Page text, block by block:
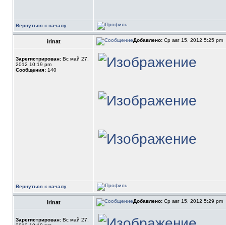
Вернуться к началу
irinat Добавлено: Ср авг 15, 2012 5:25 pm
Зарегистрирован: Вс май 27,
2012 10:19 pm
Сообщения: 140
Вернуться к началу
irinat Добавлено: Ср авг 15, 2012 5:29 pm
Зарегистрирован: Вс май 27,